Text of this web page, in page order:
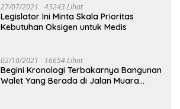
27/07/2021 43243 Lihat
Legislator Ini Minta Skala Prioritas
Kebutuhan Oksigen untuk Medis
02/10/2021 16654 Lihat
Begini Kronologi Terbakarnya Bangunan
Walet Yang Berada di Jalan Muara